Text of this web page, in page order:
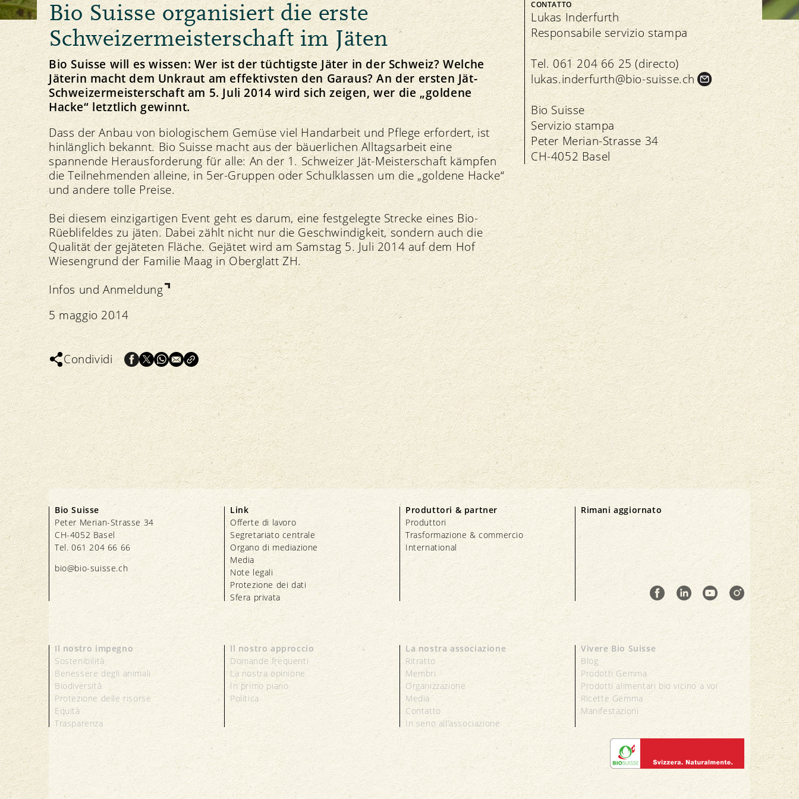
Principio della Gemma
Il nostro marchio
Salute degli animali
Protezione delle risorse
Suolo
Piante
Acqua
Clima
Equità
Mercato
Prezzi
Trasparenza
Direttive
Controllo
Importazione
Assicurazione della qualità
Allevamento degli animali e foraggiamento
Importazione
Politica
Linee direttive e visione
Strategia
Assemblea dei delegati
Media
Comunicati stampa
Download di foto
Download del logo
Contatto
Offerte di lavoro
Organo di mediazione
In seno all’associazione
Direttive
Commercio specializzato bio
Ricette Gemma Manifestazioni
Mercati regionali
Bio-Simposio
Bio Suisse organisiert die erste
Schweizermeisterschaft im Jäten
Bio Suisse will es wissen: Wer ist der tüchtigste Jäter in der Schweiz? Welche
Jäterin macht dem Unkraut am effektivsten den Garaus? An der ersten Jät-
Schweizermeisterschaft am 5. Juli 2014 wird sich zeigen, wer die „goldene
Hacke“ letztlich gewinnt.
Dass der Anbau von biologischem Gemüse viel Handarbeit und Pflege erfordert, ist
hinlänglich bekannt. Bio Suisse macht aus der bäuerlichen Alltagsarbeit eine
spannende Herausforderung für alle: An der 1. Schweizer Jät-Meisterschaft kämpfen
die Teilnehmenden alleine, in 5er-Gruppen oder Schulklassen um die „goldene Hacke“
und andere tolle Preise.
Bei diesem einzigartigen Event geht es darum, eine festgelegte Strecke eines Bio-
Rüeblifeldes zu jäten. Dabei zählt nicht nur die Geschwindigkeit, sondern auch die
Qualität der gejäteten Fläche. Gejätet wird am Samstag 5. Juli 2014 auf dem Hof
Wiesengrund der Familie Maag in Oberglatt ZH.
Infos und Anmeldung
5 maggio 2014
Condividi
CONTATTO
Lukas Inderfurth
Responsabile servizio stampa
Tel. 061 204 66 25 (directo)
lukas.inderfurth@bio-suisse.ch
Bio Suisse
Servizio stampa
Peter Merian-Strasse 34
CH-4052 Basel
Bio Suisse
Peter Merian-Strasse 34
CH-4052 Basel
Tel. 061 204 66 66
bio@bio-suisse.ch
Link
Offerte di lavoro
Segretariato centrale
Organo di mediazione
Media
Note legali
Protezione dei dati
Sfera privata
Produttori & partner
Produttori
Trasformazione & commercio
International
Rimani aggiornato
Il nostro impegno
Sostenibilità
Benessere degli animali
Biodiversità
Protezione delle risorse
Equità
Trasparenza
Il nostro approccio
Domande frequenti
La nostra opinione
In primo piano
Politica
La nostra associazione
Ritratto
Membri
Organizzazione
Media
Contatto
In seno all’associazione
Vivere Bio Suisse
Blog
Prodotti Gemma
Prodotti alimentari bio vicino a voi
Ricette Gemma
Manifestazioni